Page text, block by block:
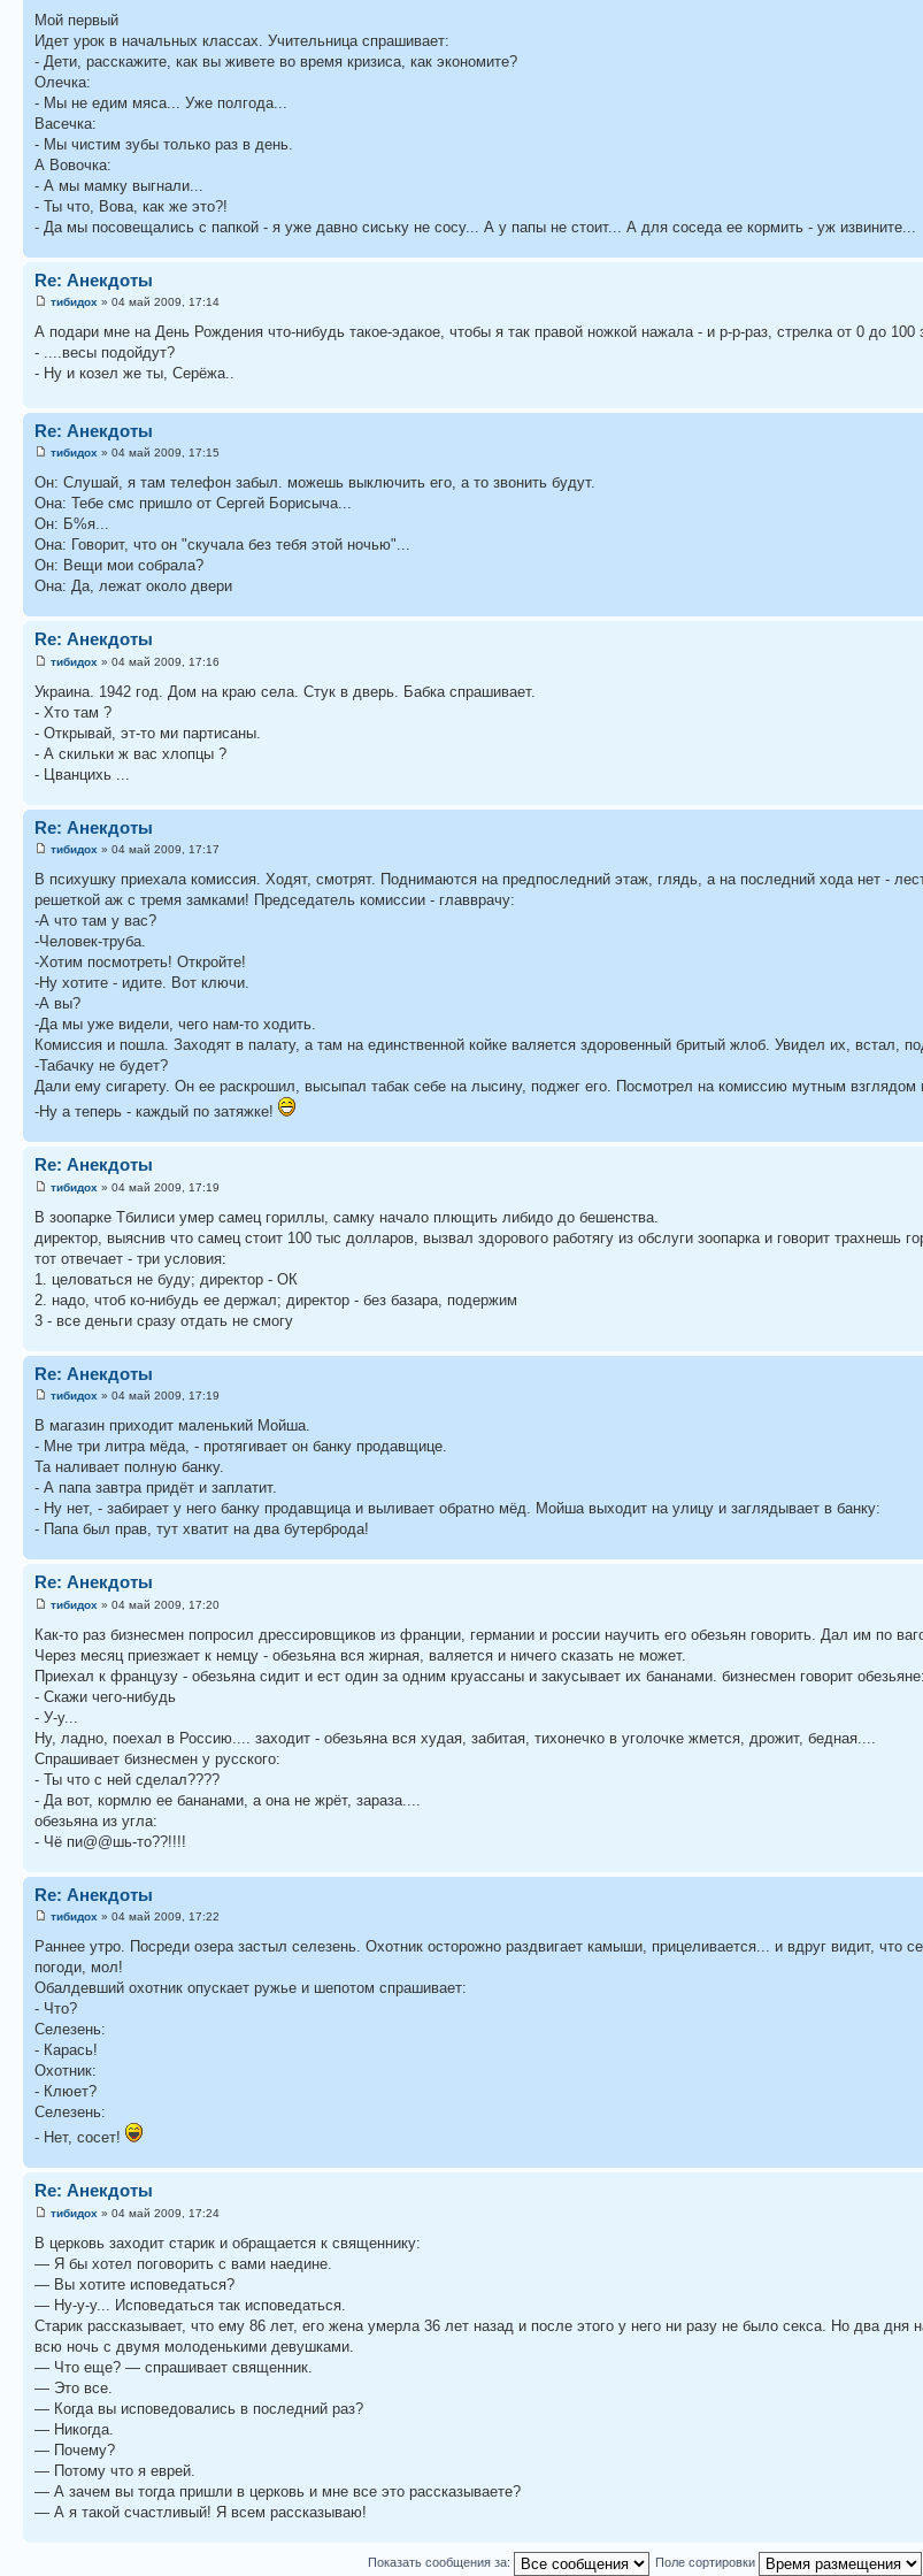
Мой первый
Идет урок в начальных классах. Учительница спрашивает:
- Дети, расскажите, как вы живете во время кризиса, как экономите?
Олечка:
- Мы не едим мяса... Уже полгода...
Васечка:
- Мы чистим зубы только раз в день.
А Вовочка:
- А мы мамку выгнали...
- Ты что, Вова, как же это?!
- Да мы посовещались с папкой - я уже давно сиську не сосу... А у папы не стоит... А для соседа ее кормить - уж извините...
Re: Анекдоты
тибидох » 04 май 2009, 17:14
А подари мне на День Рождения что-нибудь такое-эдакое, чтобы я так правой ножкой нажала - и р-р-раз, стрелка от 0 до 100
- ....весы подойдут?
- Ну и козел же ты, Серёжа..
Re: Анекдоты
тибидох » 04 май 2009, 17:15
Он: Слушай, я там телефон забыл. можешь выключить его, а то звонить будут.
Она: Тебе смс пришло от Сергей Борисыча...
Он: Б%я...
Она: Говорит, что он "скучала без тебя этой ночью"...
Он: Вещи мои собрала?
Она: Да, лежат около двери
Re: Анекдоты
тибидох » 04 май 2009, 17:16
Укpаина. 1942 год. Дом на кpаю села. Стyк в двеpь. Бабка спpашивает.
- Хто там ?
- Откpывай, эт-то ми паpтисаны.
- А скильки ж вас хлопцы ?
- Цванцихь ...
Re: Анекдоты
тибидох » 04 май 2009, 17:17
В психушку приехала комиссия. Ходят, смотрят. Поднимаются на предпоследний этаж, глядь, а на последний хода нет -
решеткой аж с тремя замками! Председатель комиссии - главврачу:
-А что там у вас?
-Человек-труба.
-Хотим посмотреть! Откройте!
-Ну хотите - идите. Вот ключи.
-А вы?
-Да мы уже видели, чего нам-то ходить.
Комиссия и пошла. Заходят в палату, а там на единственной койке валяется здоровенный бритый жлоб. Увидел их, встал,
-Табачку не будет?
Дали ему сигарету. Он ее раскрошил, высыпал табак себе на лысину, поджег его. Посмотрел на комиссию мутным взглядом
-Ну а теперь - каждый по затяжке!
Re: Анекдоты
тибидох » 04 май 2009, 17:19
В зоопарке Тбилиси умер самец гориллы, самку начало плющить либидо до бешенства.
директор, выяснив что самец стоит 100 тыс долларов, вызвал здорового работягу из обслуги зоопарка и говорит трахнешь
тот отвечает - три условия:
1. целоваться не буду; директор - ОК
2. надо, чтоб ко-нибудь еe держал; директор - без базара, подержим
3 - все деньги сразу отдать не смогу
Re: Анекдоты
тибидох » 04 май 2009, 17:19
В магазин приходит маленький Мойша.
- Мне три литра мёда, - протягивает он банку продавщице.
Та наливает полную банку.
- А папа завтра придёт и заплатит.
- Ну нет, - забирает у него банку продавщица и выливает обратно мёд. Мойша выходит на улицу и заглядывает в банку:
- Папа был прав, тут хватит на два бутерброда!
Re: Анекдоты
тибидох » 04 май 2009, 17:20
Как-то раз бизнесмен попросил дрессировщиков из франции, германии и россии научить его обезьян говорить. Дал им по
Через месяц приезжает к немцу - обезьяна вся жирная, валяется и ничего сказать не может.
Приехал к французу - обезьяна сидит и ест один за одним круассаны и закусывает их бананами. бизнесмен говорит обезьяне:
- Скажи чего-нибудь
- У-у...
Ну, ладно, поехал в Россию.... заходит - обезьяна вся худая, забитая, тихонечко в уголочке жмется, дрожит, бедная....
Спрашивает бизнесмен у русского:
- Ты что с ней сделал????
- Да вот, кормлю ее бананами, а она не жрёт, зараза....
обезьяна из угла:
- Чё пи@@шь-то??!!!!
Re: Анекдоты
тибидох » 04 май 2009, 17:22
Раннее утро. Посреди озера застыл селезень. Охотник осторожно раздвигает камыши, прицеливается... и вдруг видит, что
погоди, мол!
Обалдевший охотник опускает ружье и шепотом спрашивает:
- Что?
Селезень:
- Карась!
Охотник:
- Клюет?
Селезень:
- Нет, сосет!
Re: Анекдоты
тибидох » 04 май 2009, 17:24
В церковь заходит старик и обращается к священнику:
— Я бы хотел поговорить с вами наедине.
— Вы хотите исповедаться?
— Ну-у-у... Исповедаться так исповедаться.
Старик рассказывает, что ему 86 лет, его жена умерла 36 лет назад и после этого у него ни разу не было секса. Но два дня
всю ночь с двумя молоденькими девушками.
— Что еще? — спрашивает священник.
— Это все.
— Когда вы исповедовались в последний раз?
— Никогда.
— Почему?
— Потому что я еврей.
— А зачем вы тогда пришли в церковь и мне все это рассказываете?
— А я такой счастливый! Я всем рассказываю!
Показать сообщения за: Поле сортировки